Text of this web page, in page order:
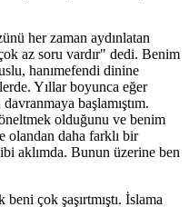
her zaman aydınlatan
az soru vardır" dedi. Benim
hanımefendi dinine
Yıllar boyunca eğer
başlamıştım.
olduğunu ve benim
olandan daha farklı bir
aklımda. Bunun üzerine ben
çok şaşırtmıştı. İslama